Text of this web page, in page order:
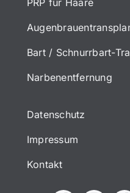
PRP für Haare
Bart / Schnurrbart-
Narbenentfernung
Datenschutz
Impressum
Kontakt